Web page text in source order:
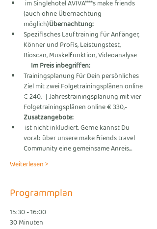
(auch ohne Übernachtung
möglich)Übernachtung:
Spezifisches Lauftraining für Anfänger,
Könner und Profis, Leistungstest,
Bioscan, Muskelfunktion, Videoanalyse
Im Preis inbegriffen:
Trainingsplanung für Dein persönliches
Ziel mit zwei Folgetrainingsplänen online
€ 240,- | Jahrestrainingsplanung mit vier
Folgetrainingsplänen online € 330,-
Zusatzangebote:
vorab über unsere make friends travel
Community eine gemeinsame Anreis…
Weiterlesen >
Programmplan
15:30 - 16:00
30 Minuten